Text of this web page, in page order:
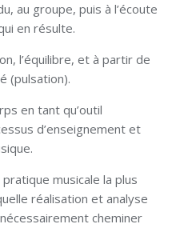
au groupe, puis à l’écoute
en résulte.
l’équilibre, et à partir de
(pulsation).
en tant qu’outil
d’enseignement et
musicale la plus
réalisation et analyse
cheminer